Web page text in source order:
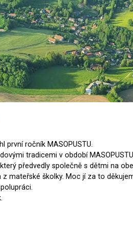
první ročník MASOPUSTU.
tradicemi v období
předvedly společně s dětmi na
z mateřské školky. Moc jí za to